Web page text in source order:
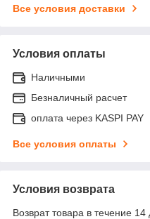
Все условия доставки
Условия оплаты
Наличными
Безналичный расчет
оплата через KASPI PAY
Все условия оплаты
Условия возврата
Возврат товара в течение 14